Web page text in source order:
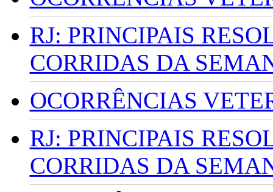
RJ: PRINCIPAIS
CORRIDAS DA
OCORRÊNCIAS
RJ: PRINCIPAIS
CORRIDAS DA